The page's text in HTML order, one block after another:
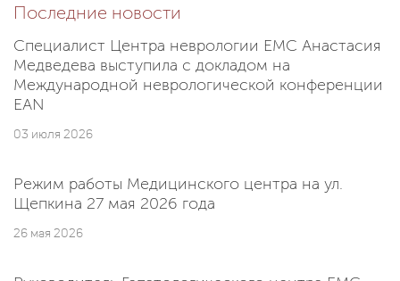
Последние новости
Специалист Центра неврологии EMC Анастасия
Медведева выступила с докладом на
Международной неврологической конференции
EAN
03 июля 2026
Режим работы Медицинского центра на ул.
Щепкина 27 мая 2026 года
26 мая 2026